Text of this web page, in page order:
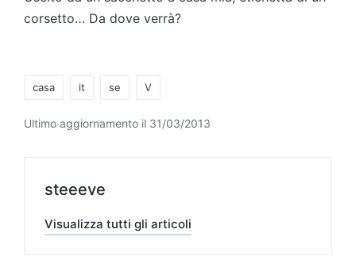
corsetto… Da dove verrà?
casa it se V
Ultimo aggiornamento il 31/03/2013
steeeve
Visualizza tutti gli articoli